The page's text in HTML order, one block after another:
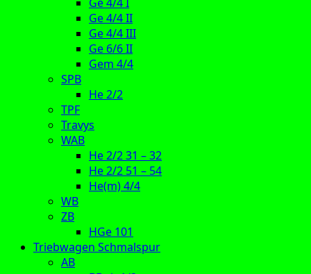
Ge 4/4 II
Ge 4/4 III
Ge 6/6 II
Gem 4/4
SPB
He 2/2
TPF
Travys
WAB
He 2/2 31 – 32
He 2/2 51 – 54
He(m) 4/4
WB
ZB
HGe 101
Triebwagen Schmalspur
AB